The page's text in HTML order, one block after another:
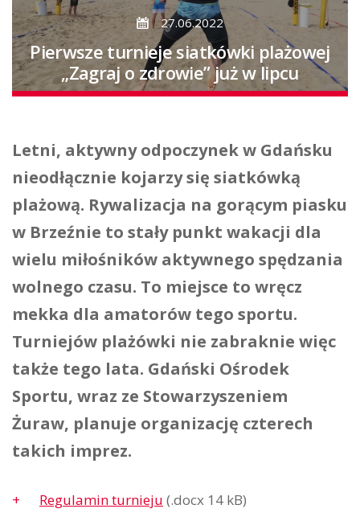
27.06.2022
Pierwsze turnieje siatkówki plażowej
„Zagraj o zdrowie” już w lipcu
Letni, aktywny odpoczynek w Gdańsku
nieodłącznie kojarzy się siatkówką
plażową. Rywalizacja na gorącym piasku
w Brzeźnie to stały punkt wakacji dla
wielu miłośników aktywnego spędzania
wolnego czasu. To miejsce to wręcz
mekka dla amatorów tego sportu.
Turniejów plażówki nie zabraknie więc
także tego lata. Gdański Ośrodek
Sportu, wraz ze Stowarzyszeniem
Żuraw, planuje organizację czterech
takich imprez.
Regulamin turnieju (.docx 14 kB)